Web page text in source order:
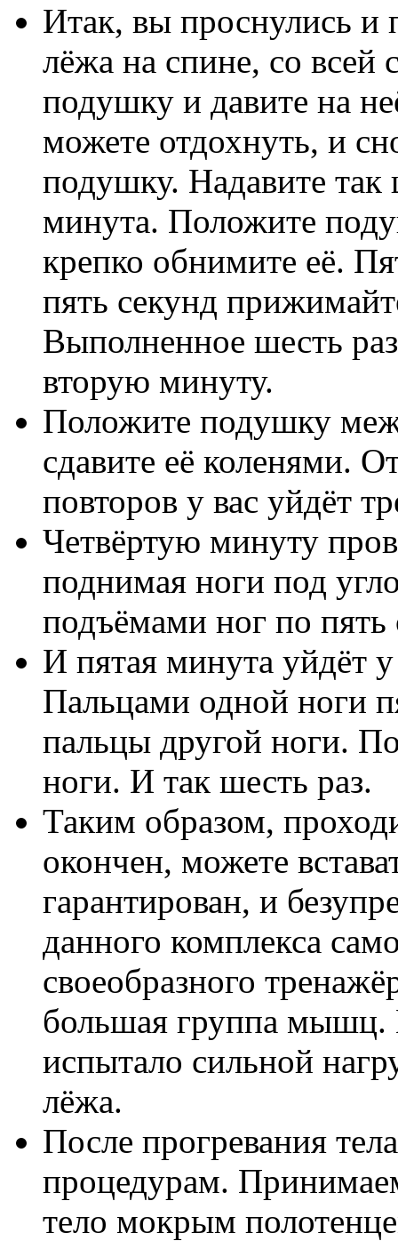
Итак, вы проснулись и
лёжа на спине, со всей
подушку и давите на
можете отдохнуть, и
подушку. Надавите так
минута. Положите
крепко обнимите её.
пять секунд
Выполненное шесть
вторую минуту.
Положите подушку
сдавите её коленями.
повторов у вас уйдёт
Четвёртую минуту
поднимая ноги под
подъёмами ног по пять
И пятая минута уйдёт
Пальцами одной ноги
пальцы другой ноги.
ноги. И так шесть раз.
Таким образом,
окончен, можете
гарантирован, и
данного комплекса
своеобразного
большая группа мышц.
испытало сильной
лёжа.
После прогревания
процедурам.
тело мокрым